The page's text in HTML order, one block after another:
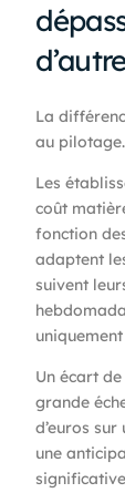
La
au pilotage.
Les
coût
fonction
adaptent
suivent
Un écart
grande
d’euros
une